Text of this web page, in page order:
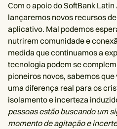
Com o apoio do SoftBank
lançaremos novos recursos
aplicativo. Mal podemos
nutrirem comunidade e
medida que continuamos a
tecnologia podem se
pioneiros novos, sabemos
uma diferença real para os
isolamento e incerteza
pessoas estão buscando um
momento de agitação e